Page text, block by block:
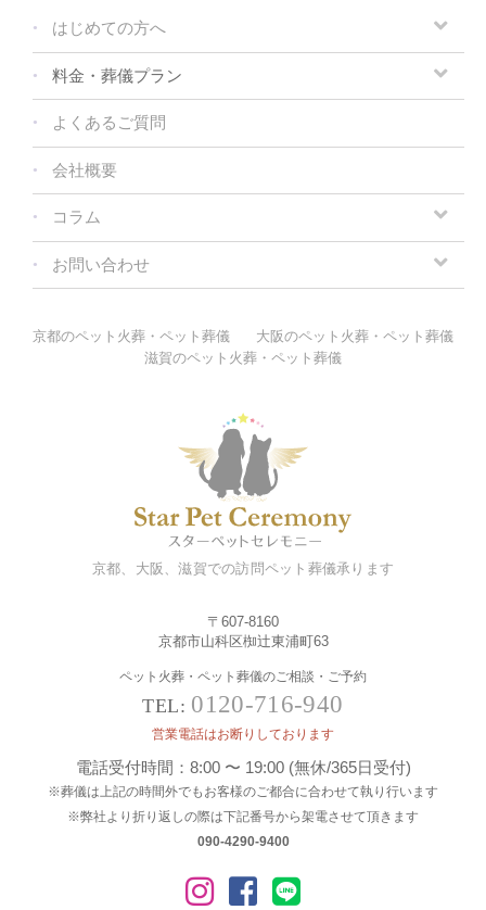
京都、大阪、滋賀での訪問ペット葬儀承ります
〒607-8160
京都市山科区椥辻東浦町63
ペット火葬・ペット葬儀のご相談・ご予約
TEL: 0120-716-940
営業電話はお断りしております
電話受付時間：8:00 〜 19:00 (無休/365日受付)
※葬儀は上記の時間外でもお客様のご都合に合わせて執り行います
※弊社より折り返しの際は下記番号から架電させて頂きます
090-4290-9400
はじめての方へ
料金・葬儀プラン
よくあるご質問
会社概要
コラム
お問い合わせ
京都のペット火葬・ペット葬儀
大阪のペット火葬・ペット葬儀
滋賀のペット火葬・ペット葬儀